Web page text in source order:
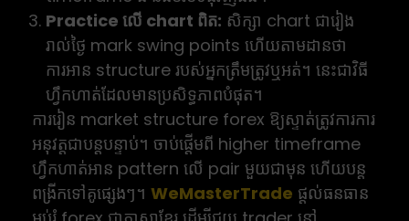
Practice លើ chart ពិត: សិក្សា chart ជារៀង
រាល់ថ្ងៃ mark swing points ហើយតាមដានថា
ការអាន structure របស់អ្នកត្រឹមត្រូវឬអត់។ នេះជាវិធី
ហ្វឹកហាត់ដែលមានប្រសិទ្ធភាពបំផុត។
ការរៀន market structure forex ឱ្យស្ទាត់ត្រូវការការ
អនុវត្តជាបន្តបន្ទាប់។ ចាប់ផ្តើមពី higher timeframe
ហ្វឹកហាត់អាន pattern លើ pair មួយជាមុន ហើយបន្ត
ពង្រីកទៅគូផ្សេងៗ។ WeMasterTrade ផ្តល់ធនធាន